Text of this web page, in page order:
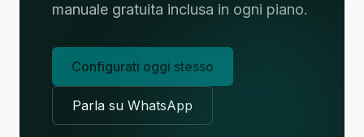
manuale gratuita inclusa in ogni piano.
Configurati oggi stesso
Parla su WhatsApp